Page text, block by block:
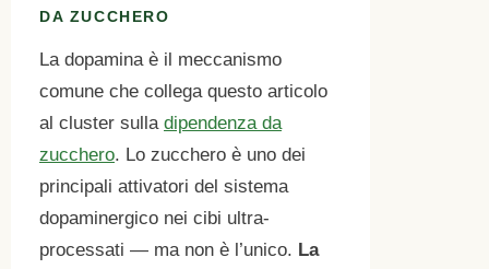
DA ZUCCHERO
La dopamina è il meccanismo
comune che collega questo articolo
al cluster sulla dipendenza da
zucchero. Lo zucchero è uno dei
principali attivatori del sistema
dopaminergico nei cibi ultra-
processati — ma non è l’unico. La